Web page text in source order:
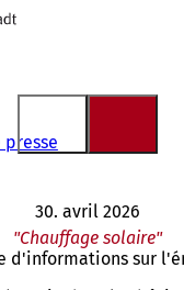
30. avril 2026
"Chauffage solaire"
d'informations sur